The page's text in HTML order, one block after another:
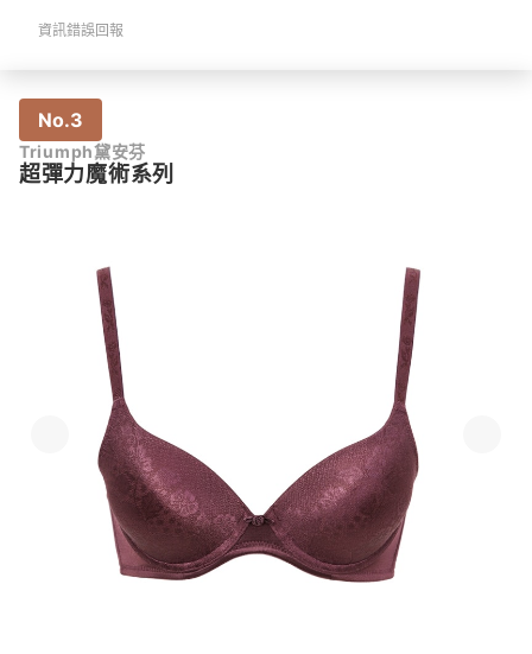
資訊錯誤回報
No.3
Triumph黛安芬
超彈力魔術系列